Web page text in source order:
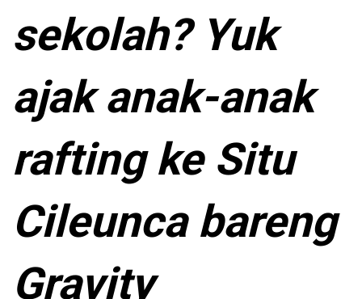
sekolah? Yuk
ajak anak-anak
rafting ke Situ
Cileunca bareng
Gravity